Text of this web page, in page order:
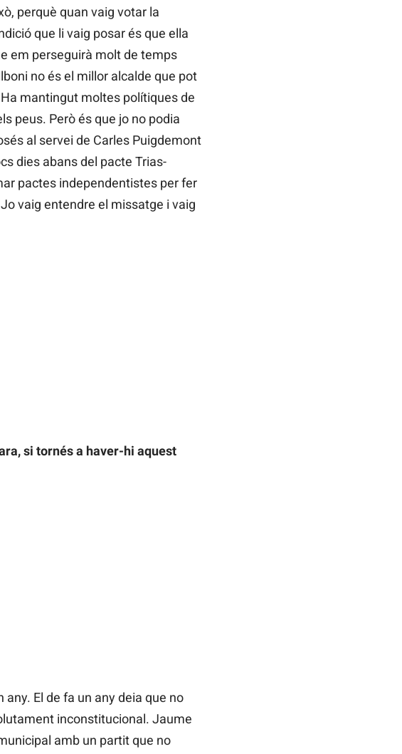
perquè quan vaig votar la
que li vaig posar és que ella
em perseguirà molt de temps
no és el millor alcalde que pot
mantingut moltes polítiques de
peus. Però és que jo no podia
al servei de Carles Puigdemont
dies abans del pacte Trias-
pactes independentistes per fer
vaig entendre el missatge i vaig
si tornés a haver-hi aquest
any. El de fa un any deia que no
inconstitucional. Jaume
amb un partit que no